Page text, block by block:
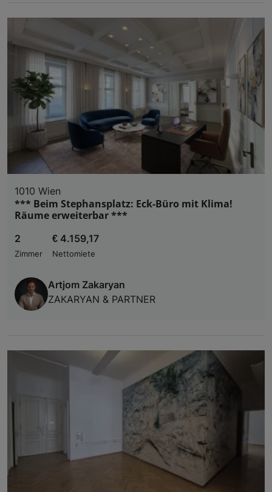
1010 Wien
*** Beim Stephansplatz: Eck-Büro mit Klima!
Räume erweiterbar ***
2
Zimmer
€ 4.159,17
Nettomiete
Artjom Zakaryan
ZAKARYAN & PARTNER